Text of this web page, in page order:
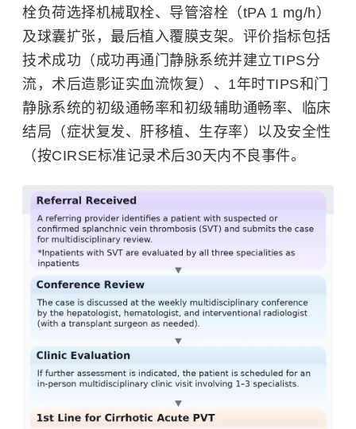
栓负荷选择机械取栓、导管溶栓（tPA 1 mg/h）
及球囊扩张，最后植入覆膜支架。评价指标包括
技术成功（成功再通门静脉系统并建立TIPS分
流，术后造影证实血流恢复）、1年时TIPS和门
静脉系统的初级通畅率和初级辅助通畅率、临床
结局（症状复发、肝移植、生存率）以及安全性
（按CIRSE标准记录术后30天内不良事件。